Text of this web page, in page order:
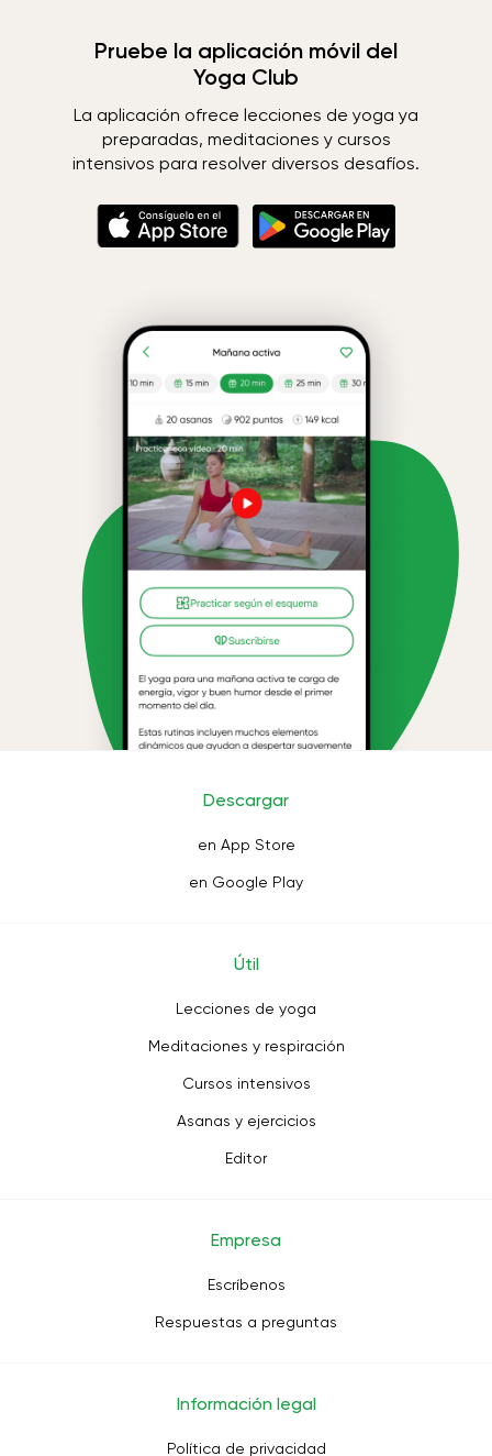
Pruebe la aplicación móvil del
Yoga Club
La aplicación ofrece lecciones de yoga ya
preparadas, meditaciones y cursos
intensivos para resolver diversos desafíos.
Descargar
en App Store
en Google Play
Útil
Lecciones de yoga
Meditaciones y respiración
Cursos intensivos
Asanas y ejercicios
Editor
Empresa
Escríbenos
Respuestas a preguntas
Información legal
Política de privacidad